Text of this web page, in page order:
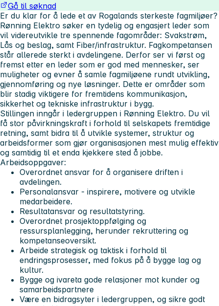
Gå til søknad
Er du klar for å lede et av Rogalands sterkeste fagmiljøer?
Rønning Elektro søker en tydelig og engasjert leder som
vil videreutvikle tre spennende fagområder: Svakstrøm,
Lås og beslag, samt Fiber/infrastruktur. Fagkompetansen
står allerede sterkt i avdelingene. Derfor ser vi først og
fremst etter en leder som er god med mennesker, ser
muligheter og evner å samle fagmiljøene rundt utvikling,
gjennomføring og nye løsninger. Dette er områder som
blir stadig viktigere for fremtidens kommunikasjon,
sikkerhet og tekniske infrastruktur i bygg.
Stillingen inngår i ledergruppen i Rønning Elektro. Du vil
få stor påvirkningskraft i forhold til selskapets fremtidige
retning, samt bidra til å utvikle systemer, struktur og
arbeidsformer som gjør organisasjonen mest mulig effektiv
og samtidig til et enda kjekkere sted å jobbe.
Arbeidsoppgaver:
Overordnet ansvar for å organisere driften i
avdelingen.
Personalansvar - inspirere, motivere og utvikle
medarbeidere.
Resultatansvar og resultatstyring.
Overordnet prosjektoppfølging og
ressursplanlegging, herunder rekruttering og
kompetanseoversikt.
Arbeide strategisk og taktisk i forhold til
endringsprosesser, med fokus på å bygge lag og
kultur.
Bygge og ivareta gode relasjoner mot kunder og
samarbeidspartnere
Være en bidragsyter i ledergruppen, og sikre godt